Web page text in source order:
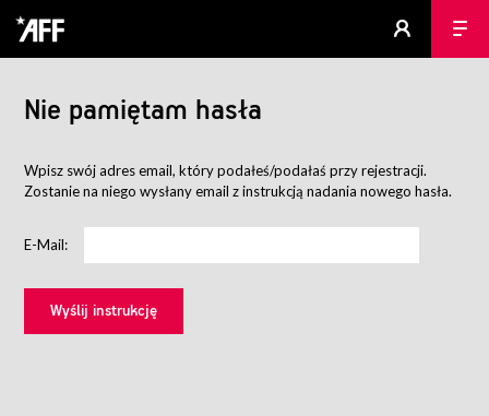
Nie pamiętam hasła
Wpisz swój adres email, który podałeś/podałaś przy rejestracji.
Zostanie na niego wysłany email z instrukcją nadania nowego hasła.
E-Mail: